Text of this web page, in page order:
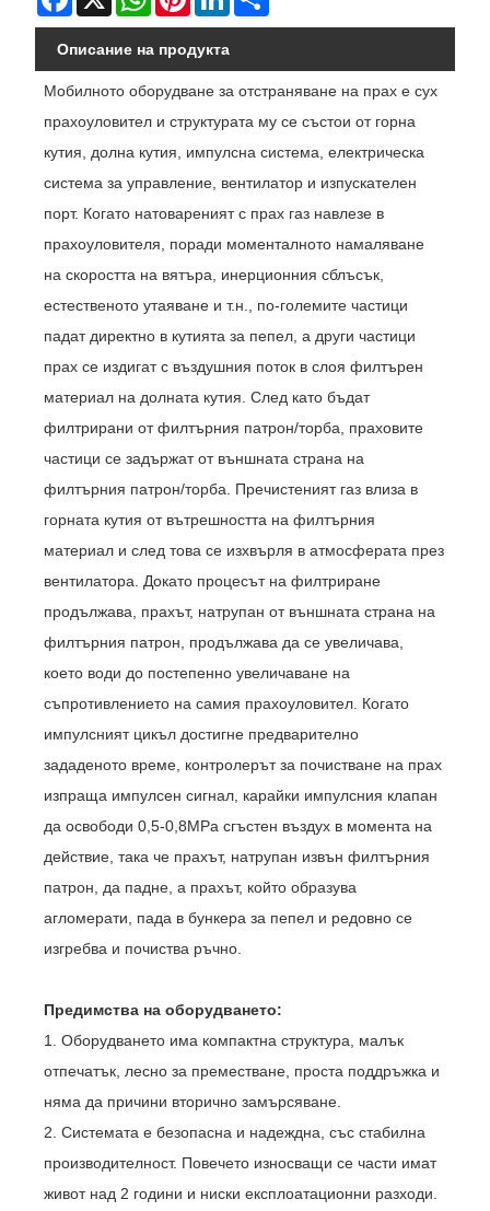
Описание на продукта
Мобилното оборудване за отстраняване на прах е сух
прахоуловител и структурата му се състои от горна
кутия, долна кутия, импулсна система, електрическа
система за управление, вентилатор и изпускателен
порт. Когато натовареният с прах газ навлезе в
прахоуловителя, поради моменталното намаляване
на скоростта на вятъра, инерционния сблъсък,
естественото утаяване и т.н., по-големите частици
падат директно в кутията за пепел, а други частици
прах се издигат с въздушния поток в слоя филтърен
материал на долната кутия. След като бъдат
филтрирани от филтърния патрон/торба, праховите
частици се задържат от външната страна на
филтърния патрон/торба. Пречистеният газ влиза в
горната кутия от вътрешността на филтърния
материал и след това се изхвърля в атмосферата през
вентилатора. Докато процесът на филтриране
продължава, прахът, натрупан от външната страна на
филтърния патрон, продължава да се увеличава,
което води до постепенно увеличаване на
съпротивлението на самия прахоуловител. Когато
импулсният цикъл достигне предварително
зададеното време, контролерът за почистване на прах
изпраща импулсен сигнал, карайки импулсния клапан
да освободи 0,5-0,8MPa сгъстен въздух в момента на
действие, така че прахът, натрупан извън филтърния
патрон, да падне, а прахът, който образува
агломерати, пада в бункера за пепел и редовно се
изгребва и почиства ръчно.
Предимства на оборудването:
1. Оборудването има компактна структура, малък
отпечатък, лесно за преместване, проста поддръжка и
няма да причини вторично замърсяване.
2. Системата е безопасна и надеждна, със стабилна
производителност. Повечето износващи се части имат
живот над 2 години и ниски експлоатационни разходи.